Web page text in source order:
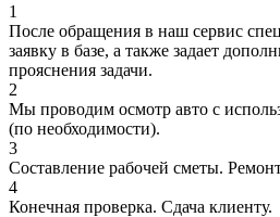
1
После обращения в наш сервис
заявку в базе, а также задает
прояснения задачи.
2
Мы проводим осмотр авто с
(по необходимости).
3
Составление рабочей сметы.
4
Конечная проверка. Сдача клиенту.